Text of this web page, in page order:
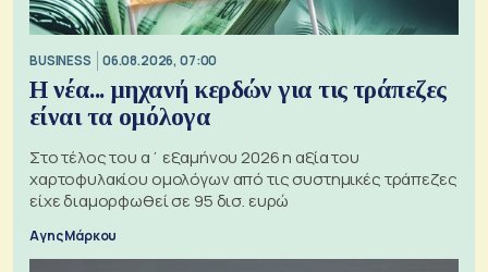
BUSINESS 06.08.2026, 07:00
Η νέα... μηχανή κερδών για τις τράπεζες
είναι τα ομόλογα
Στο τέλος του α΄ εξαμήνου 2026 η αξία του
χαρτοφυλακίου ομολόγων από τις συστημικές τράπεζες
είχε διαμορφωθεί σε 95 δισ. ευρώ
Αγης Μάρκου